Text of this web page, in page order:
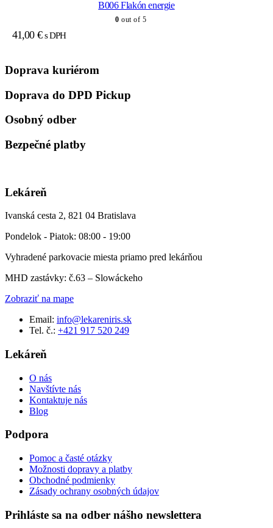
B006 Flakón energie
0 out of 5
41,00 € s DPH
Doprava kuriérom
Doprava do DPD Pickup
Osobný odber
Bezpečné platby
Lekáreň
Ivanská cesta 2, 821 04 Bratislava
Pondelok - Piatok: 08:00 - 19:00
Vyhradené parkovacie miesta priamo pred lekárňou
MHD zastávky: č.63 – Slowáckeho
Zobraziť na mape
Email: info@lekareniris.sk
Tel. č.: +421 917 520 249
Lekáreň
O nás
Navštívte nás
Kontaktuje nás
Blog
Podpora
Pomoc a časté otázky
Možnosti dopravy a platby
Obchodné podmienky
Zásady ochrany osobných údajov
Prihláste sa na odber nášho newslettera